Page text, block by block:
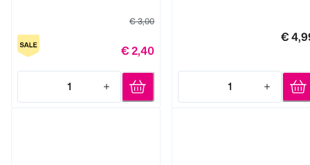
€ 3,00
€ 2,40
1
Quantity: 1
€
1
Quantity: 1